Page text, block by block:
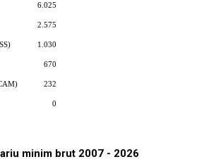
6.025
2.575
1.030
670
232
0
minim brut 2007 - 2026